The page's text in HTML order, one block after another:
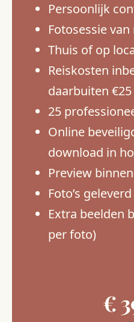
Persoonlijk
Fotosessie
Thuis of op
Reiskosten
daarbuiten €25
25
Online
download in
Preview
Foto’s
Extra beelden
per foto)
€